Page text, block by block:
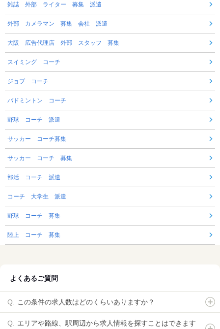
雑誌 外部 ライター 募集 派遣
外部 カメラマン 募集 会社 派遣
大阪 広告代理店 外部 スタッフ 募集
スイミング コーチ
ジョブ コーチ
バドミントン コーチ
野球 コーチ 派遣
サッカー コーチ募集
サッカー コーチ 募集
部活 コーチ 派遣
コーチ 大学生 派遣
野球 コーチ 募集
陸上 コーチ 募集
よくあるご質問
この条件の求人数はどのくらいありますか？
エリアや路線、駅周辺から求人情報を探すことはできます